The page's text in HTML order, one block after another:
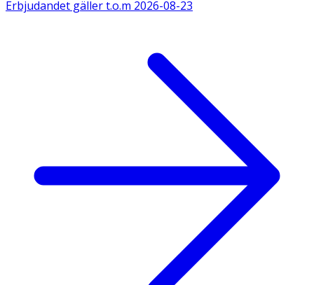
Erbjudandet gäller t.o.m 2026-08-23